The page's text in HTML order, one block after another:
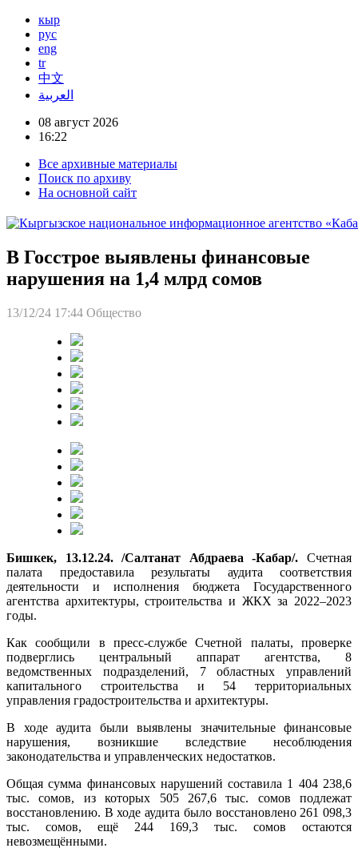
кыр
рус
eng
tr
中文
العربية
08 август 2026
16:22
Все архивные материалы
Поиск по архиву
На основной сайт
В Госстрое выявлены финансовые
нарушения на 1,4 млрд сомов
13/12/24 17:44 Общество
Бишкек, 13.12.24. /Салтанат Абдраева -Кабар/. Счетная
палата предоставила результаты аудита соответствия
деятельности и исполнения бюджета Государственного
агентства архитектуры, строительства и ЖКХ за 2022–2023
годы.
Как сообщили в пресс-службе Счетной палаты, проверке
подверглись центральный аппарат агентства, 8
ведомственных подразделений, 7 областных управлений
капитального строительства и 54 территориальных
управления градостроительства и архитектуры.
В ходе аудита были выявлены значительные финансовые
нарушения, возникшие вследствие несоблюдения
законодательства и управленческих недостатков.
Общая сумма финансовых нарушений составила 1 404 238,6
тыс. сомов, из которых 505 267,6 тыс. сомов подлежат
восстановлению. В ходе аудита было восстановлено 261 098,3
тыс. сомов, ещё 244 169,3 тыс. сомов остаются
невозмещёнными.